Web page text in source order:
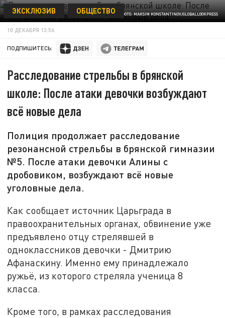
ФОТО: MAKSIM KONSTANTINOV/GLOBALLOOKPRESS
ЭКСКЛЮЗИВ ОБЩЕСТВО
10 ДЕКАБРЯ 13:56
ПОДПИШИТЕСЬ:
Расследование стрельбы в брянской
школе: После атаки девочки возбуждают
всё новые дела
Полиция продолжает расследование
резонансной стрельбы в брянской гимназии
№5. После атаки девочки Алины с
дробовиком, возбуждают всё новые
уголовные дела.
Как сообщает источник Царьграда в
правоохранительных органах, обвинение уже
предъявлено отцу стрелявшей в
одноклассников девочки - Дмитрию
Афанаскину. Именно ему принадлежало
ружьё, из которого стреляла ученица 8
класса.
Кроме того, в рамках расследования